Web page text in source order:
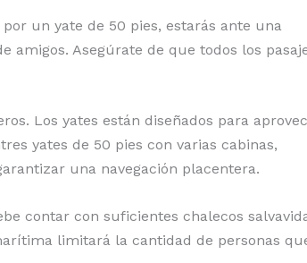
un yate de 50 pies, estarás ante una
Asegúrate de que todos los
Los yates están diseñados para
yates de 50 pies con varias cabinas,
una navegación placentera.
contar con suficientes chalecos
limitará la cantidad de personas